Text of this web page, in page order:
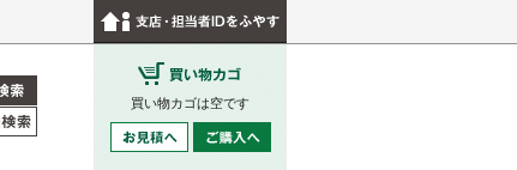
買い物カゴは空です